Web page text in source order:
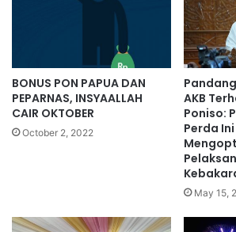
BONUS PON PAPUA DAN
PEPARNAS, INSYAALLAH
CAIR OKTOBER
October 2, 2022
AKB
Poniso:
Perda
May 15,